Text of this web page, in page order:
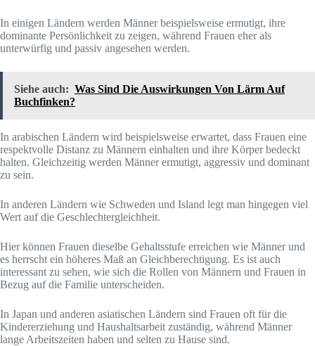
In einigen Ländern werden Männer beispielsweise ermutigt, ihre
dominante Persönlichkeit zu zeigen, während Frauen eher als
unterwürfig und passiv angesehen werden.
Siehe auch: Was Sind Die Auswirkungen Von Lärm Auf
Buchfinken?
In arabischen Ländern wird beispielsweise erwartet, dass Frauen eine
respektvolle Distanz zu Männern einhalten und ihre Körper bedeckt
halten. Gleichzeitig werden Männer ermutigt, aggressiv und dominant
zu sein.
In anderen Ländern wie Schweden und Island legt man hingegen viel
Wert auf die Geschlechtergleichheit.
Hier können Frauen dieselbe Gehaltsstufe erreichen wie Männer und
es herrscht ein höheres Maß an Gleichberechtigung. Es ist auch
interessant zu sehen, wie sich die Rollen von Männern und Frauen in
Bezug auf die Familie unterscheiden.
In Japan und anderen asiatischen Ländern sind Frauen oft für die
Kindererziehung und Haushaltsarbeit zuständig, während Männer
lange Arbeitszeiten haben und selten zu Hause sind.